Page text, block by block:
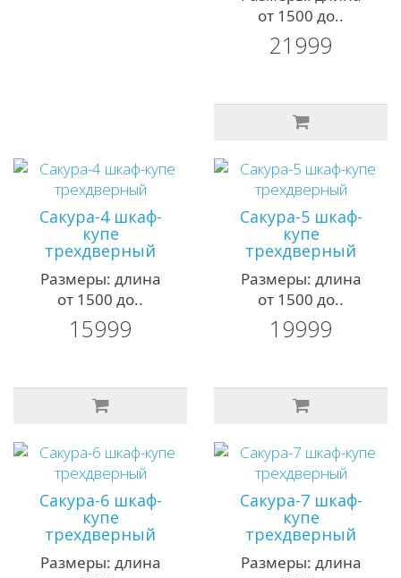
от 1500 до..
21999
Сакура-4 шкаф-
купе
трехдверный
Размеры: длина
от 1500 до..
15999
Сакура-5 шкаф-
купе
трехдверный
Размеры: длина
от 1500 до..
19999
Сакура-6 шкаф-
купе
трехдверный
Размеры: длина
Сакура-7 шкаф-
купе
трехдверный
Размеры: длина